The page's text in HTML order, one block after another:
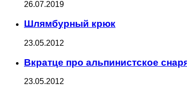
26.07.2019
Шлямбурный крюк
23.05.2012
Вкратце про альпинистское
23.05.2012